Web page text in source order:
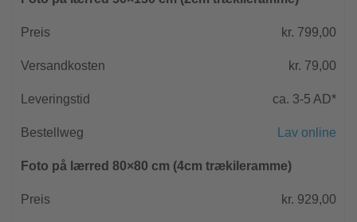
kr. 799,00
kr. 79,00
ca. 3-5 AD*
Lav online
Foto på lærred 80×80 cm (4cm trækileramme)
kr. 929,00